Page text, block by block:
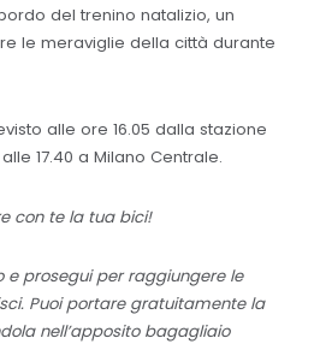
del trenino natalizio, un
le meraviglie della città durante
alle ore 16.05 dalla stazione
17.40 a Milano Centrale.
con te la tua bici!
e prosegui per raggiungere le
Puoi portare gratuitamente la
nell’apposito bagagliaio